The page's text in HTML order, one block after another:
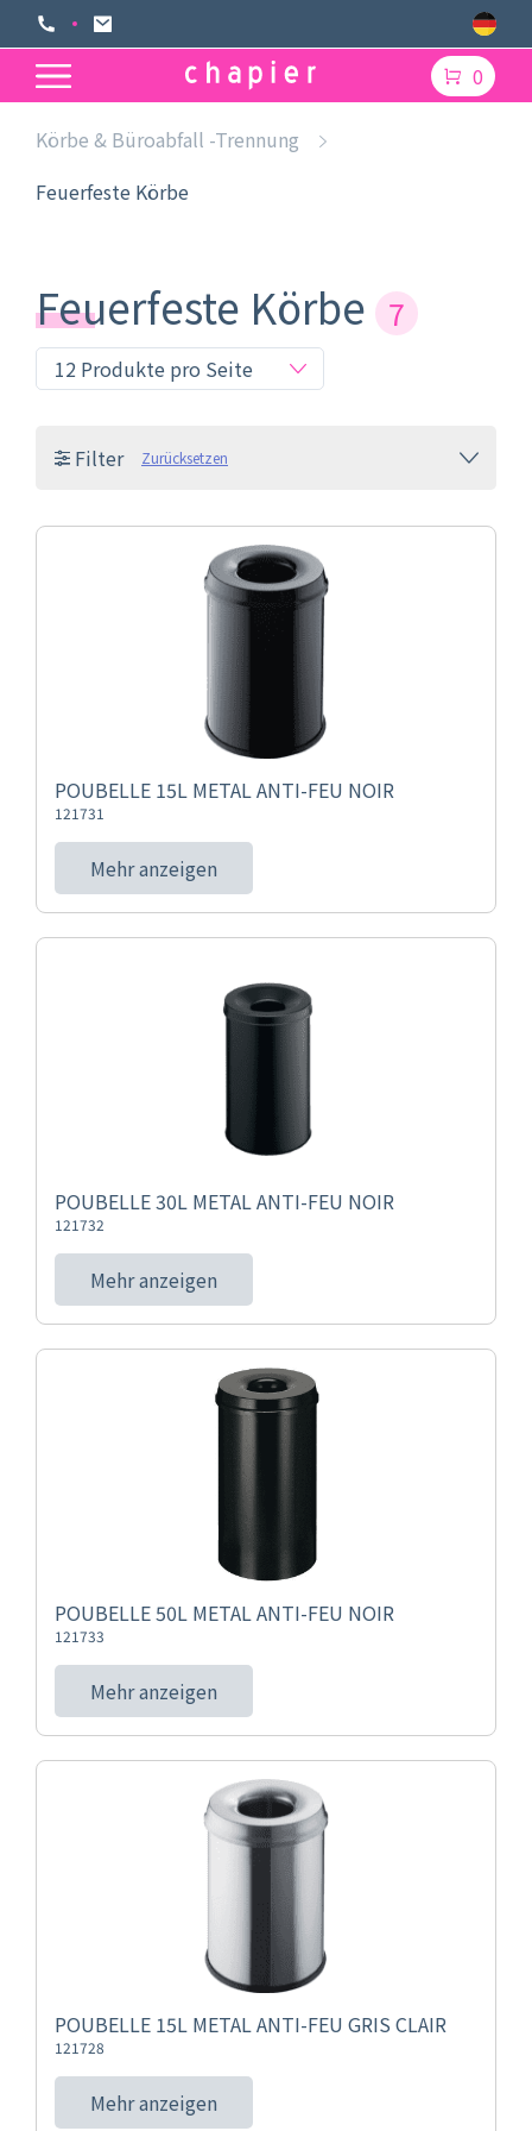
0
Körbe & Büroabfall -Trennung
Feuerfeste Körbe
Feuerfeste Körbe 7
Filter Zurücksetzen
POUBELLE 15L METAL ANTI-FEU NOIR
121731
Mehr anzeigen
POUBELLE 30L METAL ANTI-FEU NOIR
121732
Mehr anzeigen
POUBELLE 50L METAL ANTI-FEU NOIR
121733
Mehr anzeigen
POUBELLE 15L METAL ANTI-FEU GRIS CLAIR
121728
Mehr anzeigen